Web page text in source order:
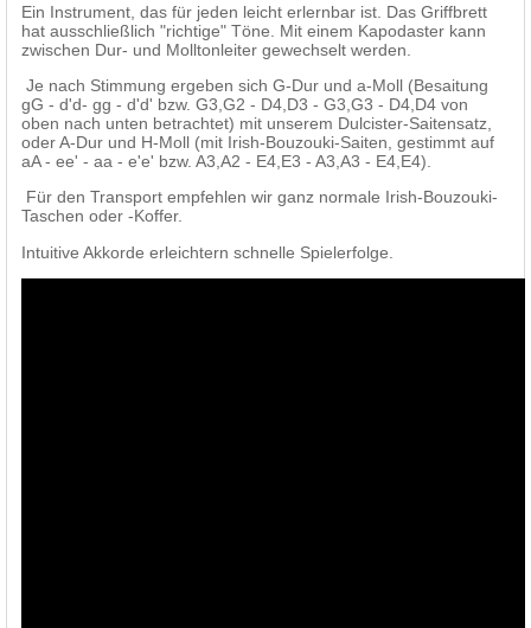
Ein Instrument, das für jeden leicht erlernbar ist. Das Griffbrett
hat ausschließlich "richtige" Töne. Mit einem Kapodaster kann
zwischen Dur- und Molltonleiter gewechselt werden.
Je nach Stimmung ergeben sich G-Dur und a-Moll (Besaitung
gG - d'd- gg - d'd' bzw. G3,G2 - D4,D3 - G3,G3 - D4,D4 von
oben nach unten betrachtet) mit unserem Dulcister-Saitensatz,
oder A-Dur und H-Moll (mit Irish-Bouzouki-Saiten, gestimmt auf
aA - ee' - aa - e'e' bzw. A3,A2 - E4,E3 - A3,A3 - E4,E4).
Für den Transport empfehlen wir ganz normale Irish-Bouzouki-
Taschen oder -Koffer.
Intuitive Akkorde erleichtern schnelle Spielerfolge.